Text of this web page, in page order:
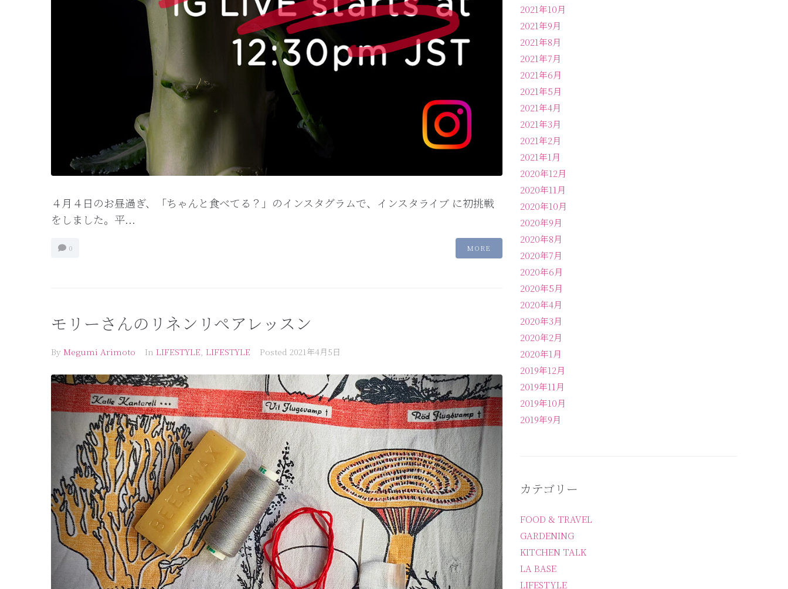
４月４日のお昼過ぎ、「ちゃんと食べてる？」のインスタグラムで、インスタライブ に初挑戦
をしました。平...
0 MORE
モリーさんのリネンリペアレッスン
By Megumi Arimoto In LIFESTYLE, LIFESTYLE Posted 2021年4月5日
2021年10月
2021年9月
2021年8月
2021年7月
2021年6月
2021年5月
2021年4月
2021年3月
2021年2月
2021年1月
2020年12月
2020年11月
2020年10月
2020年9月
2020年8月
2020年7月
2020年6月
2020年5月
2020年4月
2020年3月
2020年2月
2020年1月
2019年12月
2019年11月
2019年10月
2019年9月
カテゴリー
FOOD & TRAVEL
GARDENING
KITCHEN TALK
LA BASE
LIFESTYLE